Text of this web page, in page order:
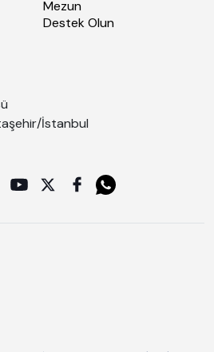
Mezun
Destek Olun
İstanbul